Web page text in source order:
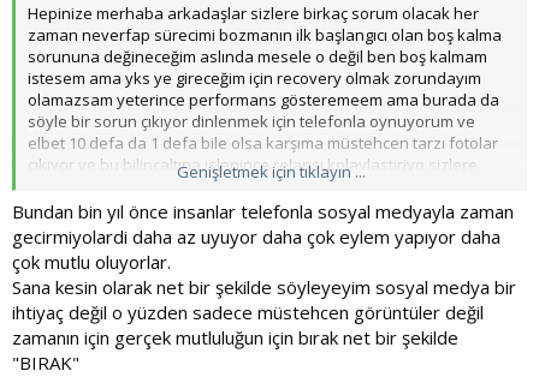
Hepinize merhaba arkadaşlar sizlere birkaç sorum olacak her
zaman neverfap sürecimi bozmanın ilk başlangıcı olan boş kalma
sorununa değineceğim aslında mesele o değil ben boş kalmam
istesem ama yks ye gireceğim için recovery olmak zorundayım
olamazsam yeterince performans gösteremeem ama burada da
söyle bir sorun çıkıyor dinlenmek için telefonla oynuyorum ve
elbet 10 defa da 1 defa bile olsa karşıma müstehcen tarzı fotolar
çıkıyor ve bu bilinçaltına islenince relapsı kolaylastiriyo sizlere
buradaki sorum dinlenmek için ne yapmalıyız telefon dışında yüce
Allah inşirah süresinde boş kaplamamızı yorulduğumuzda başka
bir ise yonelmemizi istiyor ama bahsettiğim gibi boş ye gircem
kafamı başka şeylerle muhatap etmek istemiyorum yani
anlayacağınız bu ikilemde kaldım fikirlerinizi paylaşırsanız
sevinirim
Genişletmek için tıklayın ...
Bundan bin yıl önce insanlar telefonla sosyal medyayla zaman
gecirmiyolardi daha az uyuyor daha çok eylem yapıyor daha
çok mutlu oluyorlar.
Sana kesin olarak net bir şekilde söyleyeyim sosyal medya bir
ihtiyaç değil o yüzden sadece müstehcen görüntüler değil
zamanın için gerçek mutluluğun için bırak net bir şekilde
"BIRAK"